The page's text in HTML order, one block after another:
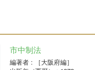
市中制法
編著者 : ［大阪府編］